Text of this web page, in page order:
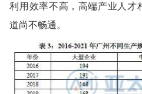
利用效率不高，高端产业人才
道尚不畅通。